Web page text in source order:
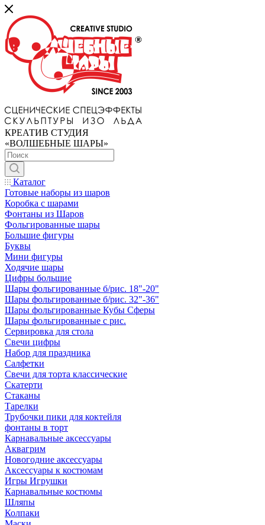
КРЕАТИВ СТУДИЯ
«ВОЛШЕБНЫЕ ШАРЫ»
Каталог
Готовые наборы из шаров
Коробка с шарами
Фонтаны из Шаров
Фольгированные шары
Большие фигуры
Буквы
Мини фигуры
Ходячие шары
Цифры большие
Шары фольгированные б/рис. 18"-20"
Шары фольгированные б/рис. 32"-36"
Шары фольгированные Кубы Сферы
Шары фольгированные с рис.
Сервировка для стола
Свечи цифры
Набор для праздника
Салфетки
Свечи для торта классические
Скатерти
Стаканы
Тарелки
Трубочки пики для коктейля
фонтаны в торт
Карнавальные аксессуары
Аквагрим
Новогодние аксессуары
Аксессуары к костюмам
Игры Игрушки
Карнавальные костюмы
Шляпы
Колпаки